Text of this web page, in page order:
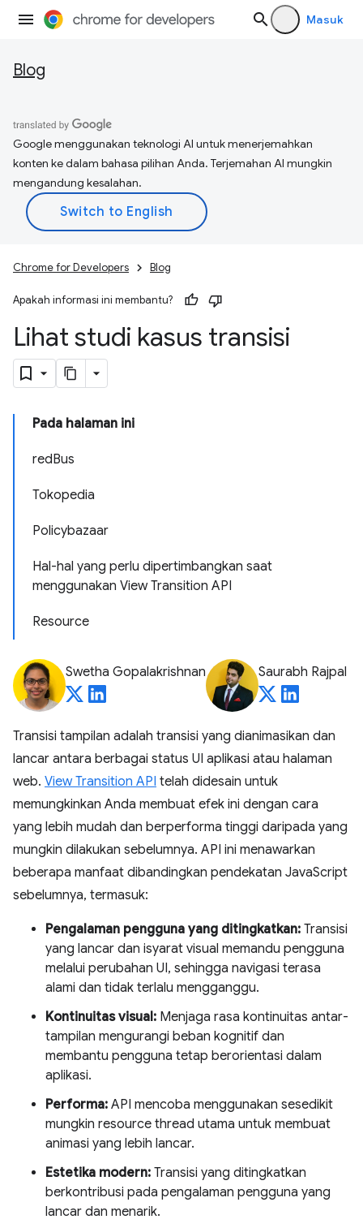
Masuk
Blog
Google menggunakan teknologi AI untuk menerjemahkan
konten ke dalam bahasa pilihan Anda. Terjemahan AI mungkin
mengandung kesalahan.
Chrome for Developers Blog
Apakah informasi ini membantu?
Lihat studi kasus transisi
Pada halaman ini
redBus
Tokopedia
Policybazaar
Hal-hal yang perlu dipertimbangkan saat
menggunakan View Transition API
Resource
Swetha Gopalakrishnan Saurabh Rajpal
Transisi tampilan adalah transisi yang dianimasikan dan
lancar antara berbagai status UI aplikasi atau halaman
web. View Transition API telah didesain untuk
memungkinkan Anda membuat efek ini dengan cara
yang lebih mudah dan berperforma tinggi daripada yang
mungkin dilakukan sebelumnya. API ini menawarkan
beberapa manfaat dibandingkan pendekatan JavaScript
sebelumnya, termasuk:
Pengalaman pengguna yang ditingkatkan: Transisi
yang lancar dan isyarat visual memandu pengguna
melalui perubahan UI, sehingga navigasi terasa
alami dan tidak terlalu mengganggu.
Kontinuitas visual: Menjaga rasa kontinuitas antar-
tampilan mengurangi beban kognitif dan
membantu pengguna tetap berorientasi dalam
aplikasi.
Performa: API mencoba menggunakan sesedikit
mungkin resource thread utama untuk membuat
animasi yang lebih lancar.
Estetika modern: Transisi yang ditingkatkan
berkontribusi pada pengalaman pengguna yang
lancar dan menarik.